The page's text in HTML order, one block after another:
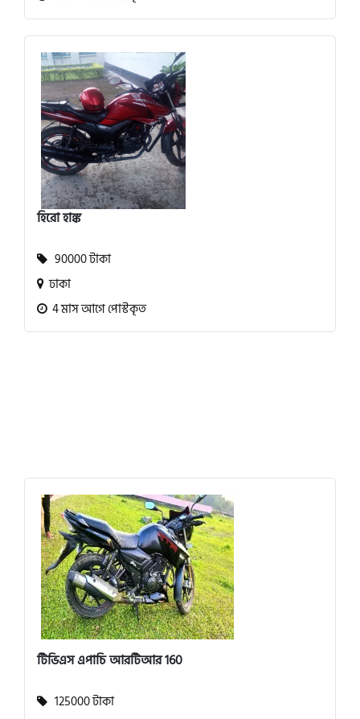
হিরো হাঙ্ক
90000 টাকা
ঢাকা
4 মাস আগে পোস্টকৃত
টিভিএস এপাচি আরটিআর 160
125000 টাকা